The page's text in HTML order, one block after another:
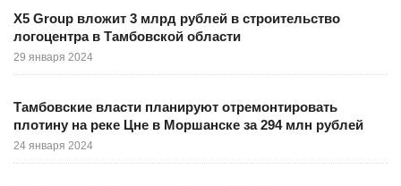
X5 Group вложит 3 млрд рублей в строительство
логоцентра в Тамбовской области
29 января 2024
Тамбовские власти планируют отремонтировать
плотину на реке Цне в Моршанске за 294 млн рублей
24 января 2024